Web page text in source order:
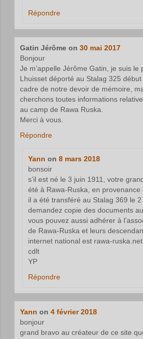
Répondre
Gatin Jérôme on30 mai 2017
Bonjour
Je m’appelle Jérôme Gatin, je suis le
Lhuisset déporté au Stalag 325
cadre de notre devoir de mémoire,
cherchons toutes informations
au camp de Rawa Ruska.
Merci à vous.
Répondre
Yann on 8 mars 2018
bonsoir
s’il est né le 3 juin 1911, votre
été à Rawa-Ruska, en provenance
il a été transféré au Stalag 369 le 2
demandez copie des documents au
vous pouvez aussi adhérer à
de Rawa-Ruska et leurs
internet national est rawa-ruska.net
cdlt
YP
Répondre
Yann on4 février 2018
bonjour
grand bravo au créateur de ce site